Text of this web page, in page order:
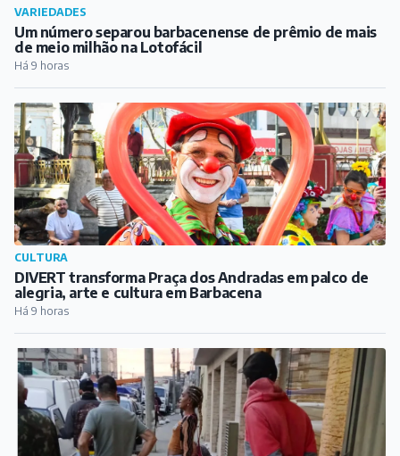
VARIEDADES
Um número separou barbacenense de prêmio de mais
de meio milhão na Lotofácil
Há 9 horas
CULTURA
DIVERT transforma Praça dos Andradas em palco de
alegria, arte e cultura em Barbacena
Há 9 horas